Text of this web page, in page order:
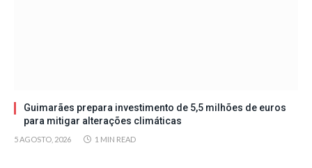
Guimarães prepara investimento de 5,5 milhões de euros
para mitigar alterações climáticas
5 AGOSTO, 2026 1 MIN READ